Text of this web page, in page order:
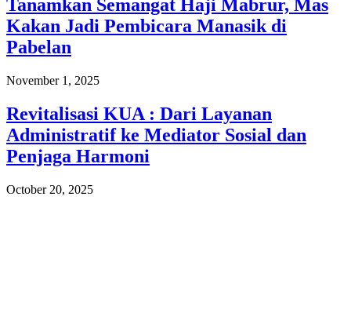
Tanamkan Semangat Haji Mabrur, Mas
Kakan Jadi Pembicara Manasik di
Pabelan
November 1, 2025
Revitalisasi KUA : Dari Layanan
Administratif ke Mediator Sosial dan
Penjaga Harmoni
October 20, 2025